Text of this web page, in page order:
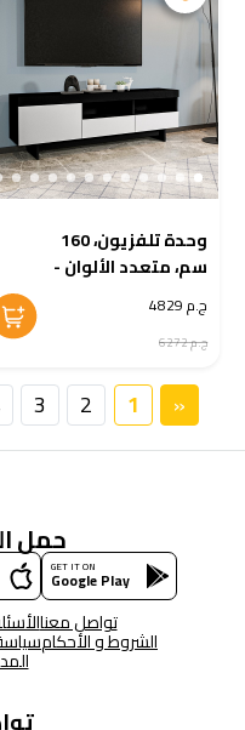
وحدة تلفزيون، 160
سم، متعدد الألوان -
KM-EG38-165ج.م 4829
ج.م 6272
«
1
2
3
حمل
GET IT ON
Google Play
تواصل معنا
الشروط و الأحكام